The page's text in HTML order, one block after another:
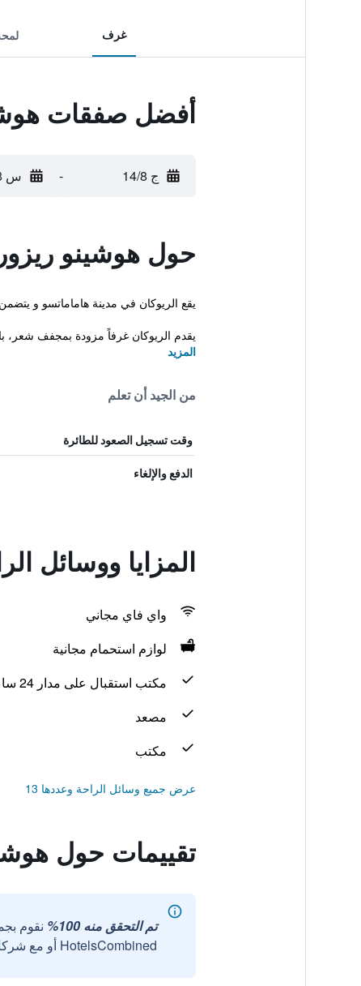
غرف
أفضل صفقات
ج 14/8 - س 15/8
حول هوشينو
يقع الريوكان في مدينة هاماماتسو و يتضمن
يقدم الريوكان غرفاً مزودة بمجفف شعر،
المزيد
من الجيد أن تعلم
وقت تسجيل الصعود للطائرة
الدفع والإلغاء
المزايا ووسائل
واي فاي مجاني
لوازم استحمام مجانية
مكتب استقبال على مدار 24 ساعة
مصعد
مكتب
عرض جميع وسائل الراحة وعددها 13
تقييمات حول
تم التحقق منه 100%
نقوم
HotelsCombined أو مع شركائنا الخارجيين الموثوقين.